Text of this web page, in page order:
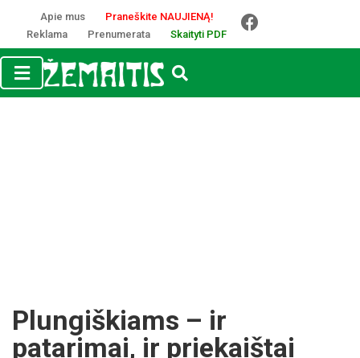
Apie mus
Praneškite NAUJIENĄ!
Reklama
Prenumerata Skaityti PDF
Plungiškiams – ir
patarimai, ir priekaištai